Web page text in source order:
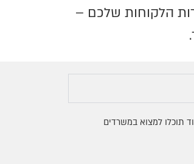
הלקוחות שלכם –
תוכלו למצוא במשרדים